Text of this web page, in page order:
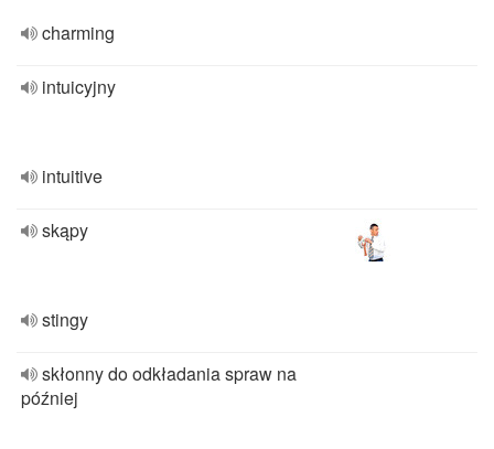
charming
intuicyjny
intuitive
skąpy
stingy
skłonny do odkładania spraw na
później